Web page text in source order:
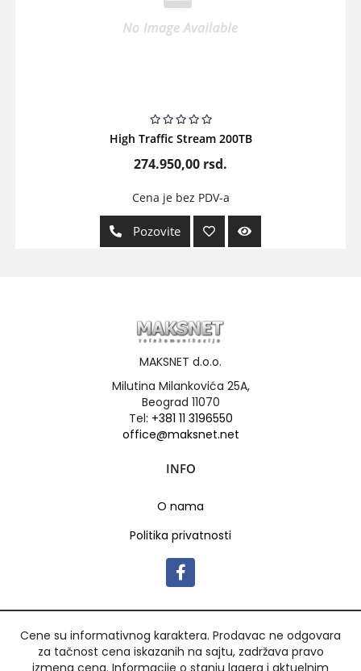
High Traffic Stream 200TB
274.950,00 rsd.
Cena je bez PDV-a
Pozovite
MAKSNET d.o.o.
Milutina Milankovića 25A,
Beograd 11070
Tel: +381 11 3196550
office@maksnet.net
INFO
O nama
Politika privatnosti
Cene su informativnog karaktera. Prodavac ne odgovara
za tačnost cena iskazanih na sajtu, zadržava pravo